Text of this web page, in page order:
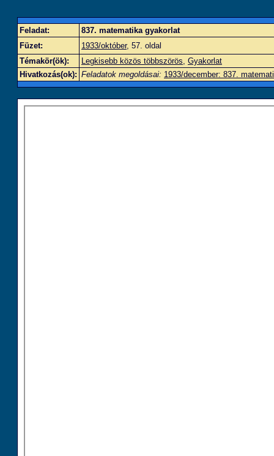
Feladat:
837. matematika gyakorlat
Füzet:
1933/október, 57. oldal
Témakör(ök):
Legkisebb közös többszörös, Gyakorlat
Hivatkozás(ok): Feladatok megoldásai: 1933/december: 837.